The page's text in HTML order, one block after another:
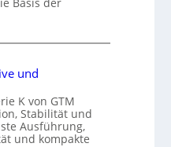
und
K von GTM
Stabilität und
Ausführung,
und kompakte